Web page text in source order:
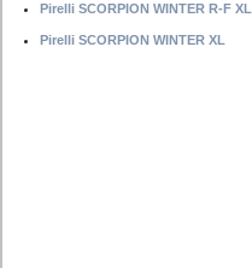
Pirelli SCORPION WINTER R-F XL
Pirelli SCORPION WINTER XL